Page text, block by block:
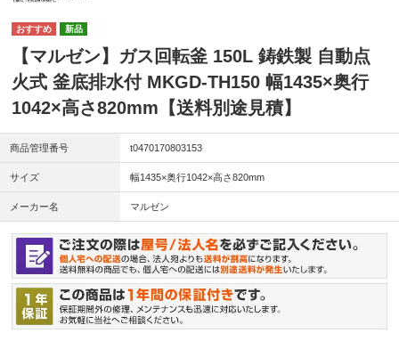
新品
【マルゼン】ガス回転釜 150L 鋳鉄製 自動点
火式 釜底排水付 MKGD-TH150 幅1435×奥行
1042×高さ820mm【送料別途見積】
商品管理番号 t0470170803153
サイズ 幅1435×奥行1042×高さ820mm
メーカー名 マルゼン